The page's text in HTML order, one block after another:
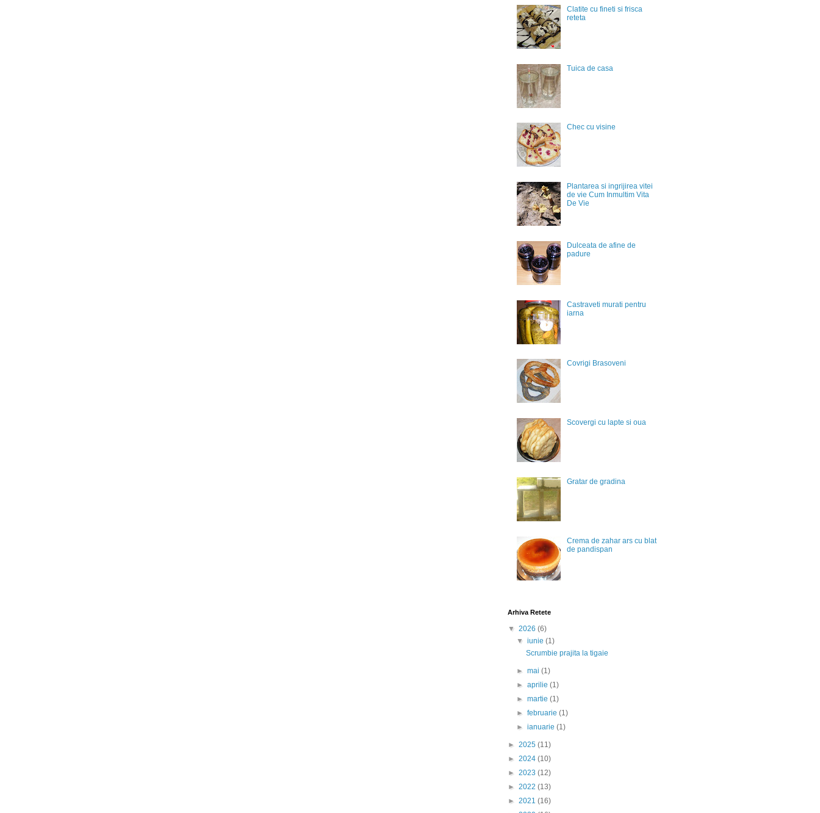
Clatite cu fineti si frisca
reteta
Tuica de casa
Chec cu visine
Plantarea si ingrijirea vitei
de vie Cum Inmultim Vita
De Vie
Dulceata de afine de
padure
Castraveti murati pentru
iarna
Covrigi Brasoveni
Scovergi cu lapte si oua
Gratar de gradina
Crema de zahar ars cu blat
de pandispan
Arhiva Retete
▼ 2026 (6)
▼iunie(1)
Scrumbie prajita la tigaie
►mai(1)
►aprilie(1)
►martie(1)
►februarie(1)
►ianuarie(1)
► 2025 (11)
► 2024 (10)
► 2023 (12)
► 2022 (13)
► 2021 (16)